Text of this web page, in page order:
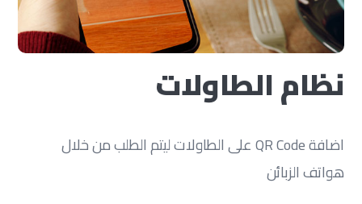
نظام الطاولات
اضافة QR Code على الطاولات ليتم الطلب من خلال
هواتف الزبائن